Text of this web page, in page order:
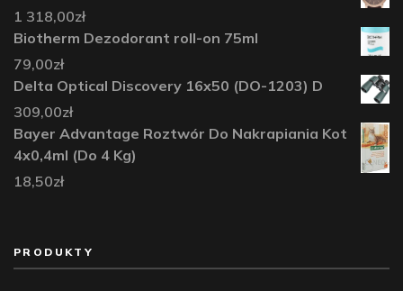
1 318,00zł
Biotherm Dezodorant roll-on 75ml
79,00zł
Delta Optical Discovery 16x50 (DO-1203) D
309,00zł
Bayer Advantage Roztwór Do Nakrapiania Kot
4x0,4ml (Do 4 Kg)
18,50zł
PRODUKTY